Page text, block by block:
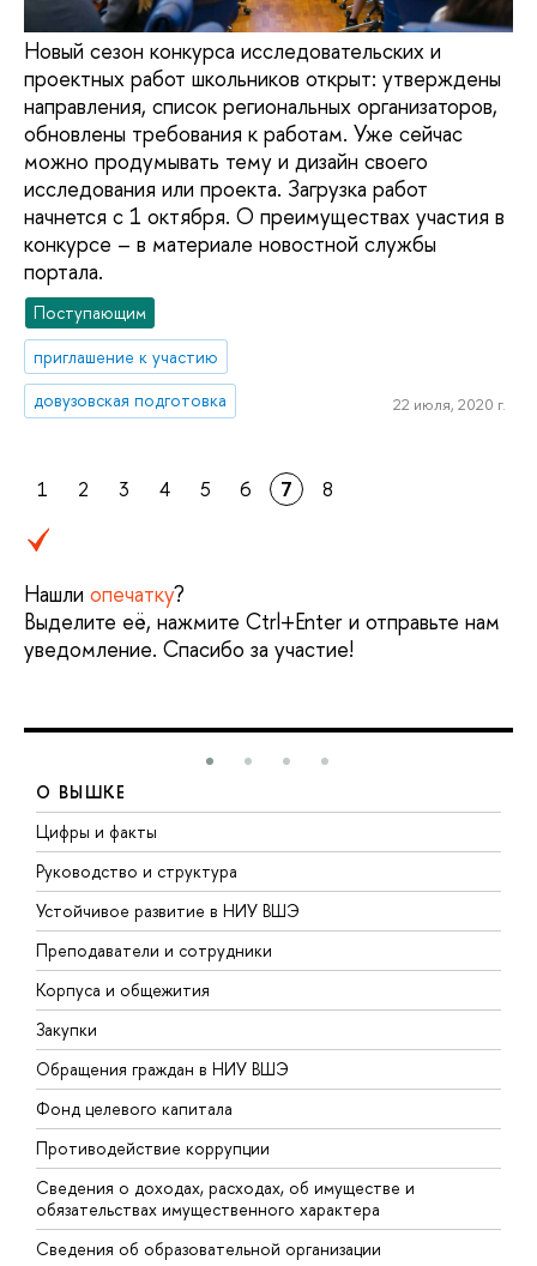
Новый сезон конкурса исследовательских и
проектных работ школьников открыт: утверждены
направления, список региональных организаторов,
обновлены требования к работам. Уже сейчас
можно продумывать тему и дизайн своего
исследования или проекта. Загрузка работ
начнется с 1 октября. О преимуществах участия в
конкурсе – в материале новостной службы
портала.
Поступающим
приглашение к участию
довузовская подготовка
22 июля, 2020 г.
1 2 3 4 5 6 7 8
Нашли опечатку?
Выделите её, нажмите Ctrl+Enter и отправьте нам
уведомление. Спасибо за участие!
О ВЫШКЕ
Цифры и факты
Руководство и структура
Устойчивое развитие в НИУ ВШЭ
Преподаватели и сотрудники
Корпуса и общежития
Закупки
Обращения граждан в НИУ ВШЭ
Фонд целевого капитала
Противодействие коррупции
Сведения о доходах, расходах, об имуществе и
обязательствах имущественного характера
Сведения об образовательной организации